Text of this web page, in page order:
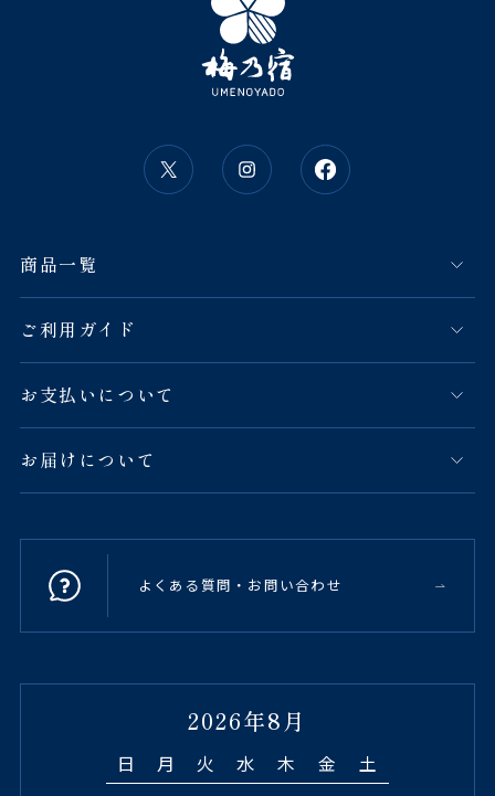
商品一覧
ご利用ガイド
お支払いについて
お届けについて
よくある質問・お問い合わせ
2026年8月
日 月 火 水 木 金 土